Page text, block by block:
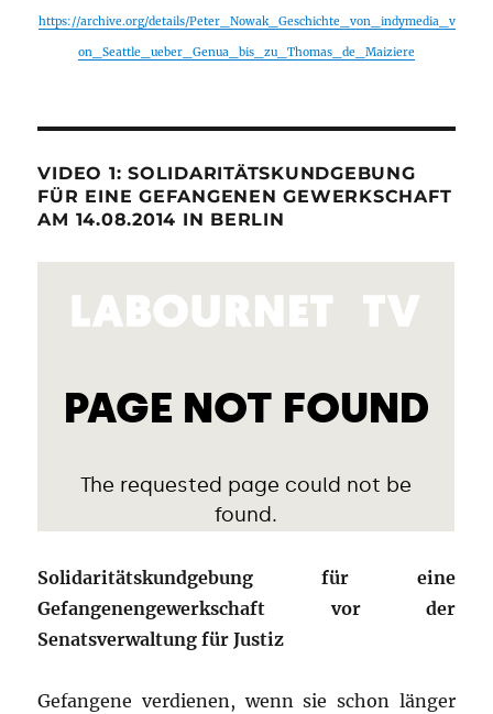
https://archive.org/details/Peter_Nowak_Geschichte_von_indymedia_v
on_Seattle_ueber_Genua_bis_zu_Thomas_de_Maiziere
VIDEO 1: SOLIDARITÄTSKUNDGEBUNG
FÜR EINE GEFANGENEN GEWERKSCHAFT
AM 14.08.2014 IN BERLIN
Solidaritätskundgebung für eine
Gefangenengewerkschaft vor der
Senatsverwaltung für Justiz
Gefangene verdienen, wenn sie schon länger